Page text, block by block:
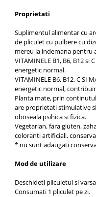
Proprietati
Suplimentul alimentar cu
de pliculet cu pulbere cu
mereu la indemana pentru
VITAMINELE B1, B6, B12
energetic normal.
VITAMINELE B6, B12, C SI
energetic normal,
Planta mate, prin
are proprietati stimulative
oboseala psihica si fizica.
Vegetarian, fara gluten,
coloranti artificiali,
* nu sunt adaugati
Mod de utilizare
Deschideti pliculetul si
Consumati 1 pliculet pe zi.